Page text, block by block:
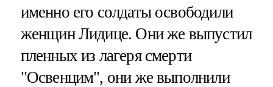
именно его солдаты освободили
женщин Лидице. Они же выпустил
пленных из лагеря смерти
"Освенцим", они же выполнили